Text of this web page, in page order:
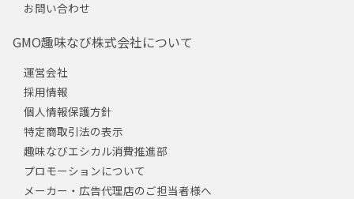
お問い合わせ
GMO趣味なび株式会社について
運営会社
採用情報
個人情報保護方針
特定商取引法の表示
趣味なびエシカル消費推進部
プロモーションについて
メーカー・広告代理店のご担当者様へ